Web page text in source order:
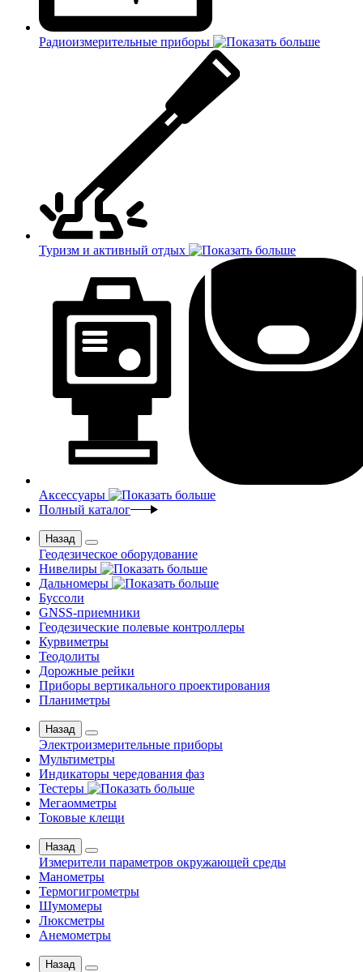
Радиоизмерительные приборы
Туризм и активный отдых
Аксессуары
Полный каталог
Назад
Геодезическое оборудование
Нивелиры
Дальномеры
Буссоли
GNSS-приемники
Геодезические полевые контроллеры
Курвиметры
Теодолиты
Дорожные рейки
Приборы вертикального проектирования
Планиметры
Назад
Электроизмерительные приборы
Мультиметры
Индикаторы чередования фаз
Тестеры
Мегаомметры
Токовые клещи
Назад
Измерители параметров окружающей среды
Манометры
Термогигрометры
Шумомеры
Люксметры
Анемометры
Назад